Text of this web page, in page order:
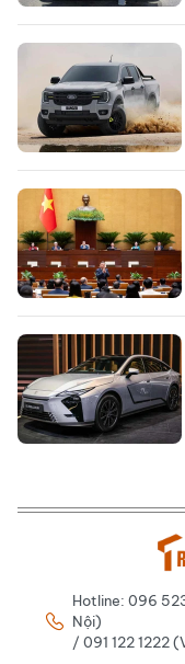
Hotline: 096
Nội)
/ 091 122 1222